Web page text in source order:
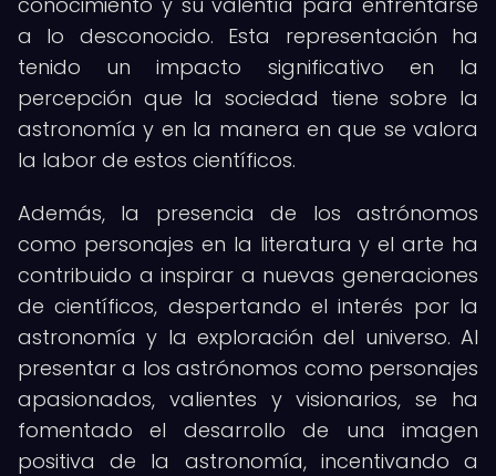
a lo desconocido. Esta representación ha
tenido un impacto significativo en la
percepción que la sociedad tiene sobre la
astronomía y en la manera en que se valora
la labor de estos científicos.
Además, la presencia de los astrónomos
como personajes en la literatura y el arte ha
contribuido a inspirar a nuevas generaciones
de científicos, despertando el interés por la
astronomía y la exploración del universo. Al
presentar a los astrónomos como personajes
apasionados, valientes y visionarios, se ha
fomentado el desarrollo de una imagen
positiva de la astronomía, incentivando a